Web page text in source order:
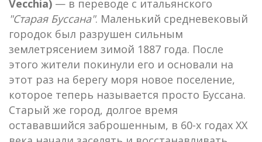
Vecchia) — в переводе с итальянского
"Старая Буссана". Маленький средневековый
городок был разрушен сильным
землетрясением зимой 1887 года. После
этого жители покинули его и основали на
этот раз на берегу моря новое поселение,
которое теперь называется просто Буссана.
Старый же город, долгое время
остававшийся заброшенным, в 60-х годах XX